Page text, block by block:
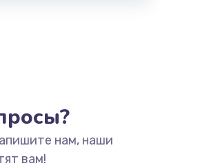
нам, наши
вам!